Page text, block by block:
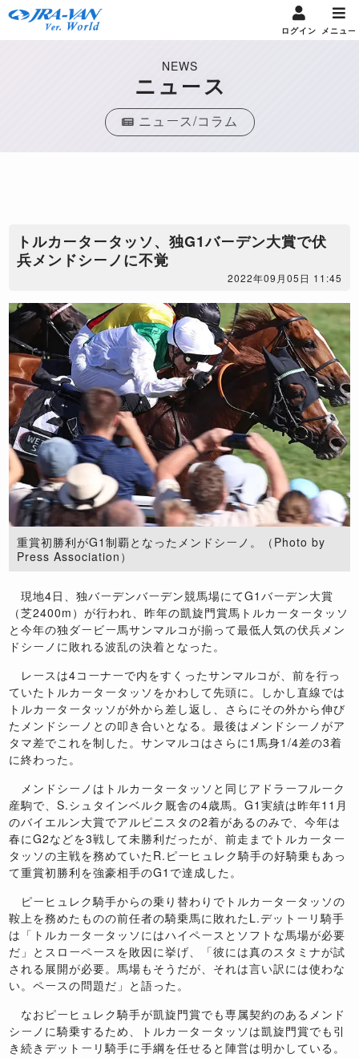
ログイン メニュー
NEWS
ニュース
ニュース/コラム
トルカータータッソ、独G1バーデン大賞で伏
兵メンドシーノに不覚
2022年09月05日 11:45
重賞初勝利がG1制覇となったメンドシーノ。（Photo by
Press Association）
現地4日、独バーデンバーデン競馬場にてG1バーデン大賞
（芝2400m）が行われ、昨年の凱旋門賞馬トルカータータッソ
と今年の独ダービー馬サンマルコが揃って最低人気の伏兵メン
ドシーノに敗れる波乱の決着となった。
レースは4コーナーで内をすくったサンマルコが、前を行っ
ていたトルカータータッソをかわして先頭に。しかし直線では
トルカータータッソが外から差し返し、さらにその外から伸び
たメンドシーノとの叩き合いとなる。最後はメンドシーノがア
タマ差でこれを制した。サンマルコはさらに1馬身1/4差の3着
に終わった。
メンドシーノはトルカータータッソと同じアドラーフルーク
産駒で、S.シュタインベルク厩舎の4歳馬。G1実績は昨年11月
のバイエルン大賞でアルピニスタの2着があるのみで、今年は
春にG2などを3戦して未勝利だったが、前走までトルカーター
タッソの主戦を務めていたR.ピーヒュレク騎手の好騎乗もあっ
て重賞初勝利を強豪相手のG1で達成した。
ピーヒュレク騎手からの乗り替わりでトルカータータッソの
鞍上を務めたものの前任者の騎乗馬に敗れたL.デットーリ騎手
は「トルカータータッソにはハイペースとソフトな馬場が必要
だ」とスローペースを敗因に挙げ、「彼には真のスタミナが試
される展開が必要。馬場もそうだが、それは言い訳には使わな
い。ペースの問題だ」と語った。
なおピーヒュレク騎手が凱旋門賞でも専属契約のあるメンド
シーノに騎乗するため、トルカータータッソは凱旋門賞でも引
き続きデットーリ騎手に手綱を任せると陣営は明かしている。